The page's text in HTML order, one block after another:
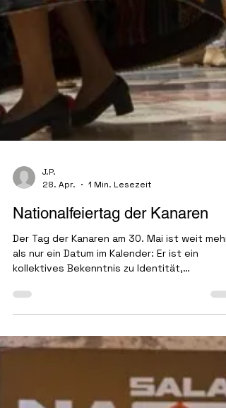
J.P.
Nationalfeiertag der Kanaren
Der Tag der Kanaren am 30. Mai ist weit mehr
als nur ein Datum im Kalender: Er ist ein